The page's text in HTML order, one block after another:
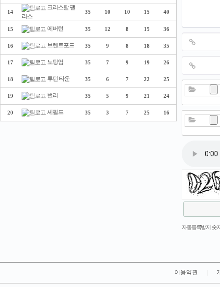
14
크리스탈 팰
리스
35 10 10 15 40
15 에버턴 35 12 8 15 36
16 브렌트포드 35 9 8 18 35
17 노팅엄 35 7 9 19 26
18 루턴 타운 35 6 7 22 25
19 번리 35 5 9 21 24
20 셰필드 35 3 7 25 16
자동등록방지 숫
이용약관